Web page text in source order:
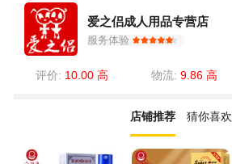
爱之侣成人用品专营店
服务体验
评价: 10.00 高 物流: 9.86 高
店铺推荐 猜你喜欢